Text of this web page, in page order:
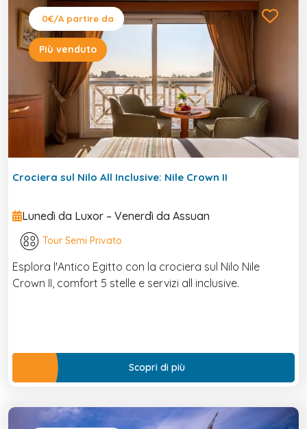
0€/A partire da
Più venduto
Crociera sul Nilo All Inclusive: Nile Crown II
Lunedì da Luxor – Venerdì da Assuan
Tour Semi Privato
Esplora l'Antico Egitto con la crociera sul Nilo Nile
Crown II, comfort 5 stelle e servizi all inclusive.
Scopri di più